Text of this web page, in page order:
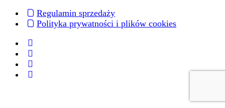
Regulamin sprzedaży
Polityka prywatności i plików cookies